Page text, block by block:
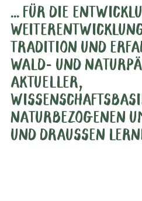
... FÜR DIE
TRADITION UND
WALD- UND
AKTUELLER,
NATURBEZOGENEN
UND DRAUSSEN